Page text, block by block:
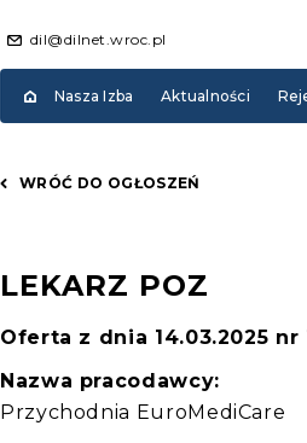
dil@dilnet.wroc.pl
Nasza Izba Aktualności
WRÓĆ DO OGŁOSZEŃ
LEKARZ POZ
Oferta z dnia 14.03.2025 nr
Nazwa pracodawcy:
Przychodnia EuroMediCare